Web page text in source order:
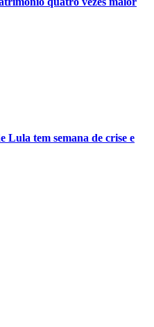
tem semana de crise e